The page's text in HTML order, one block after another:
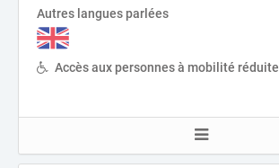
Autres langues parlées
Accès aux personnes à mobilité réduite